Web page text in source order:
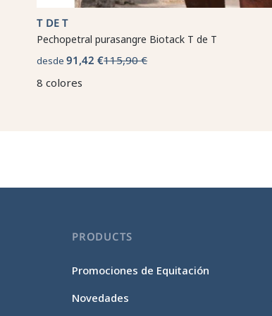
T DE T
Pechopetral purasangre Biotack T de T
desde91,42 €115,90 €
8 colores
PRODUCTS
Promociones de Equitación
Novedades